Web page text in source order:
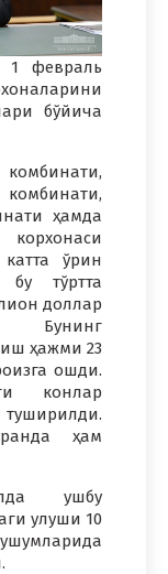
1 февраль
бўйича
ҳамда
ўрин
тўртта
доллар
Бунинг
ҳажми 23
ошди.
конлар
туширилди.
ҳам
ушбу
улуши 10